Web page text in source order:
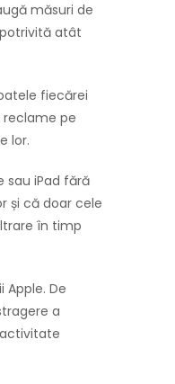
măsuri de
atât
fiecărei
pe
lor.
sau iPad fără
și că doar cele
în timp
De
a